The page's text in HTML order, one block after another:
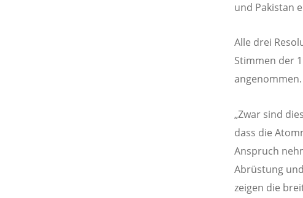
und Pakistan
Alle drei
Stimmen der
angenommen.
„Zwar sind
dass die
Anspruch
Abrüstung
zeigen die